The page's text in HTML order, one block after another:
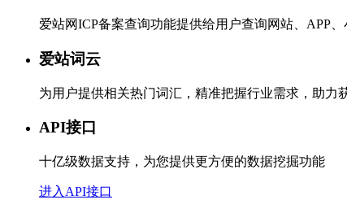
爱站网ICP备案查询功能提供给用户查询网站、APP
爱站词云
为用户提供相关热门词汇，精准把握行业需求，助力
API接口
十亿级数据支持，为您提供更方便的数据挖掘功能
进入API接口